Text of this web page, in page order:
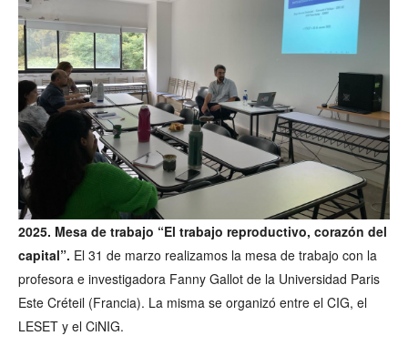
2025. Mesa de trabajo “El trabajo reproductivo, corazón del
capital”. El 31 de marzo realizamos la mesa de trabajo con la
profesora e investigadora Fanny Gallot de la Universidad Paris
Este Créteil (Francia). La misma se organizó entre el CIG, el
LESET y el CiNIG.